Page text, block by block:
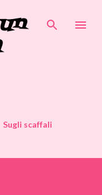
Sugli scaffali